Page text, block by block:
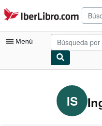
Pasar al contenido principal
IberLibro.com
Menú
Consultar mis pedidos
Búsqueda avanzada
IS